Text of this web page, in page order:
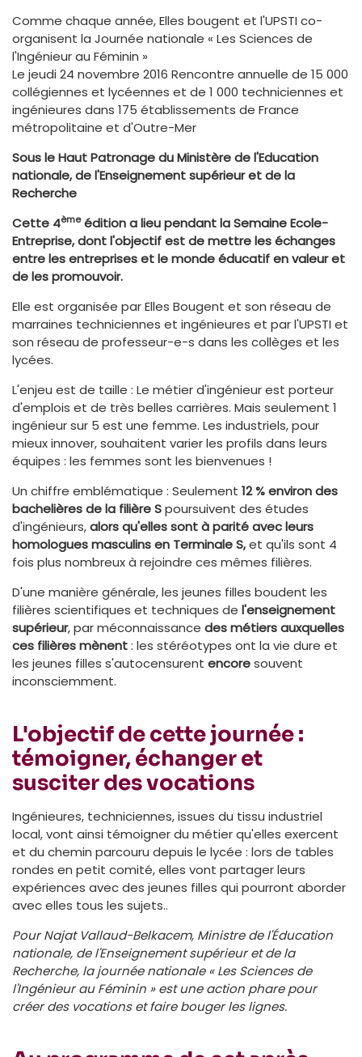
Comme chaque année, Elles bougent et l'UPSTI co-
organisent la Journée nationale « Les Sciences de
l'Ingénieur au Féminin »
Le jeudi 24 novembre 2016 Rencontre annuelle de 15 000
collégiennes et lycéennes et de 1 000 techniciennes et
ingénieures dans 175 établissements de France
métropolitaine et d'Outre-Mer
Sous le Haut Patronage du Ministère de l'Education
nationale, de l'Enseignement supérieur et de la
Recherche
Cette 4èmeédition a lieu pendant la Semaine Ecole-
Entreprise,dont l'objectif est de mettre les échanges
entre les entreprises et le monde éducatif en valeur et
de les promouvoir.
Elle est organisée par Elles Bougent et son réseau de
marraines techniciennes et ingénieures et par l'UPSTI et
son réseau de professeur-e-s dans les collèges et les
lycées.
L'enjeu est de taille : Le métier d'ingénieur est porteur
d'emplois et de très belles carrières. Mais seulement 1
ingénieur sur 5 est une femme. Les industriels, pour
mieux innover, souhaitent varier les profils dans leurs
équipes : les femmes sont les bienvenues !
Un chiffre emblématique : Seulement 12 % environ des
bachelières de la filière Spoursuivent des études
d'ingénieurs,alors qu'elles sont à parité avec leurs
homologues masculins en Terminale S,et qu'ils sont 4
fois plus nombreux à rejoindre ces mêmes filières.
D'une manière générale, les jeunes filles boudent les
filières scientifiques et techniques de l'enseignement
supérieur, par méconnaissance des métiers auxquelles
ces filières mènent: les stéréotypes ont la vie dure et
les jeunes filles s'autocensurent encoresouvent
inconsciemment.
L'objectif de cette journée :
témoigner, échanger et
susciter des vocations
Ingénieures, techniciennes, issues du tissu industriel
local, vont ainsi témoigner du métier qu'elles exercent
et du chemin parcouru depuis le lycée : lors de tables
rondes en petit comité, elles vont partager leurs
expériences avec des jeunes filles qui pourront aborder
avec elles tous les sujets..
Pour Najat Vallaud-Belkacem, Ministre de l'Éducation
nationale, de l'Enseignement supérieur et de la
Recherche, la journée nationale « Les Sciences de
l'Ingénieur au Féminin » est une action phare pour
créer des vocations et faire bouger les lignes.